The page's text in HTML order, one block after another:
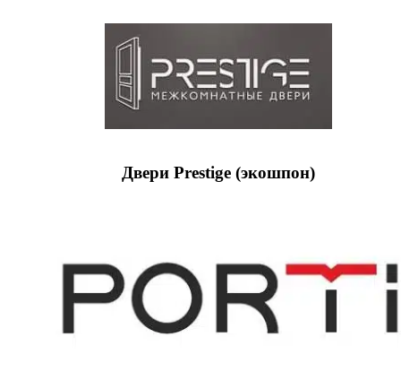
Двери Prestige (экошпон)